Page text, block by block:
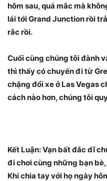
hôm sau, quá mắc mà
lái tới Grand Junction rồi
rắc rồi.
Cuối cùng chúng tôi đành
thì thấy có chuyến đi từ
chặng đổi xe ở Las Vegas
cách nào hơn, chúng tôi
Kết Luận: Vạn bất đắc dĩ
đi chơi cùng những bạn
Khi chia tay với họ ngày